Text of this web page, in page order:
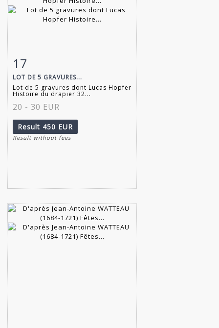
Item detail
17
LOT DE 5 GRAVURES...
Lot de 5 gravures dont Lucas Hopfer
Histoire du drapier 32...
20 - 30 EUR
Result 450 EUR
Result without fees